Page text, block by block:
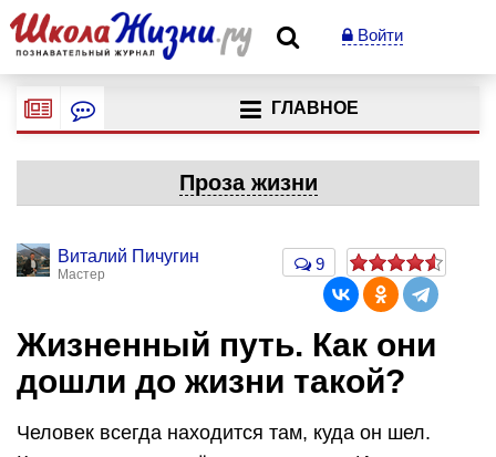
Войти
ГЛАВНОЕ
Проза жизни
Виталий Пичугин
Мастер
9
Жизненный путь. Как они
дошли до жизни такой?
Человек всегда находится там, куда он шел.